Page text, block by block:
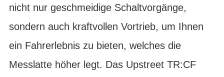
nicht nur geschmeidige Schaltvorgänge,
sondern auch kraftvollen Vortrieb, um Ihnen
ein Fahrerlebnis zu bieten, welches die
Messlatte höher legt. Das Upstreet TR:CF